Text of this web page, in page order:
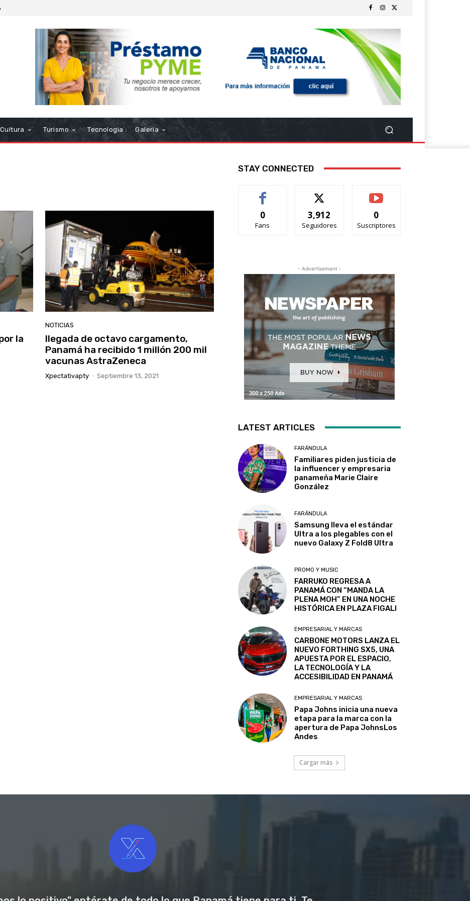
Cultura Turismo Tecnologia Galeria
la
NOTICIAS
llegada de octavo cargamento,
Panamá ha recibido 1 millón 200 mil
vacunas AstraZeneca
Xpectativapty - Septiembre 13, 2021
STAY CONNECTED
0
Fans
3,912
Seguidores
0
Suscriptores
- Advertisement -
LATEST ARTICLES
FARÁNDULA
Familiares piden justicia de
la influencer y empresaria
panameña Marie Claire
González
FARÁNDULA
Samsung lleva el estándar
Ultra a los plegables con el
nuevo Galaxy Z Fold8 Ultra
PROMO Y MUSIC
FARRUKO REGRESA A
PANAMÁ CON “MANDA LA
PLENA MOH” EN UNA NOCHE
HISTÓRICA EN PLAZA FIGALI
EMPRESARIAL Y MARCAS
CARBONE MOTORS LANZA EL
NUEVO FORTHING SX5, UNA
APUESTA POR EL ESPACIO,
LA TECNOLOGÍA Y LA
ACCESIBILIDAD EN PANAMÁ
EMPRESARIAL Y MARCAS
Papa Johns inicia una nueva
etapa para la marca con la
apertura de Papa JohnsLos
Andes
Cargar más